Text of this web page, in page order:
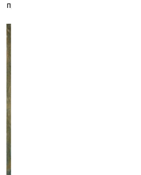
прожить жизнь в России ХХ века.